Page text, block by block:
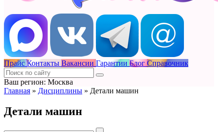
Прайс Контакты Вакансии Гарантии Блог Справочник
Ваш регион: Москва
Главная » Дисциплины » Детали машин
Детали машин